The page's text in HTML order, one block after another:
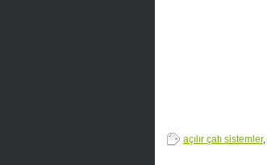
açılır çatı sistemler,